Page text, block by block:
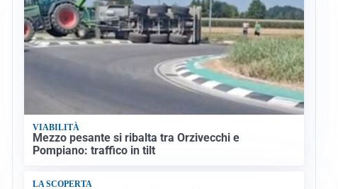
VIABILITÀ
Mezzo pesante si ribalta tra Orzivecchi e
Pompiano: traffico in tilt
LA SCOPERTA